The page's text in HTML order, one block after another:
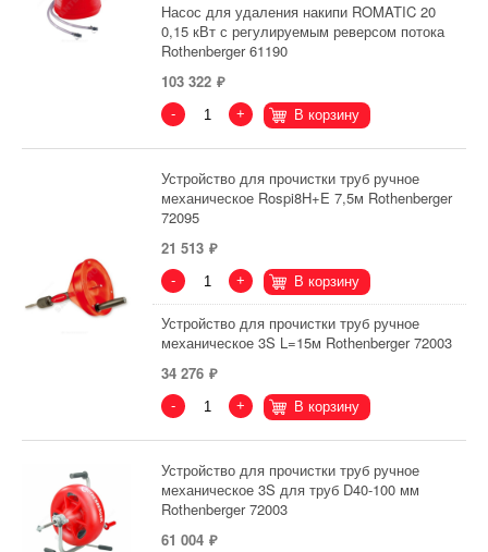
Насос для удаления накипи ROMATIC 20
0,15 кВт с регулируемым реверсом потока
Rothenberger 61190
103 322
- + В корзину
Устройство для прочистки труб ручное
механическое Rospi8H+E 7,5м Rothenberger
72095
21 513
- + В корзину
Устройство для прочистки труб ручное
механическое 3S L=15м Rothenberger 72003
34 276
- + В корзину
Устройство для прочистки труб ручное
механическое 3S для труб D40-100 мм
Rothenberger 72003
61 004